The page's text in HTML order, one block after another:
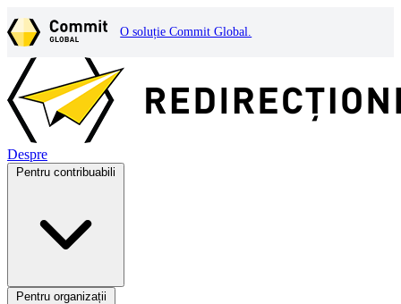
O soluție Commit Global.
Despre
Pentru contribuabili
Pentru organizații